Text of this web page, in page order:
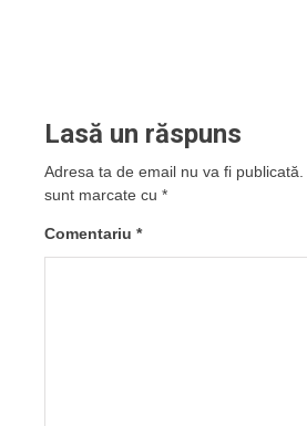
Lasă un răspuns
Adresa ta de email nu va fi publicată.
sunt marcate cu *
Comentariu *